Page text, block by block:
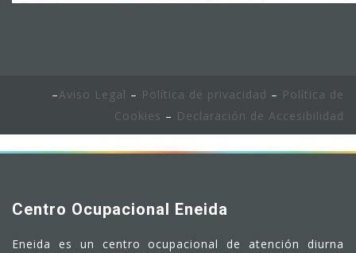
–Aviso Legal – Política de privacidad – Política de
Cookies – Declaración de Accesibilidad
Centro Ocupacional Eneida
Eneida es un centro ocupacional de atención diurna